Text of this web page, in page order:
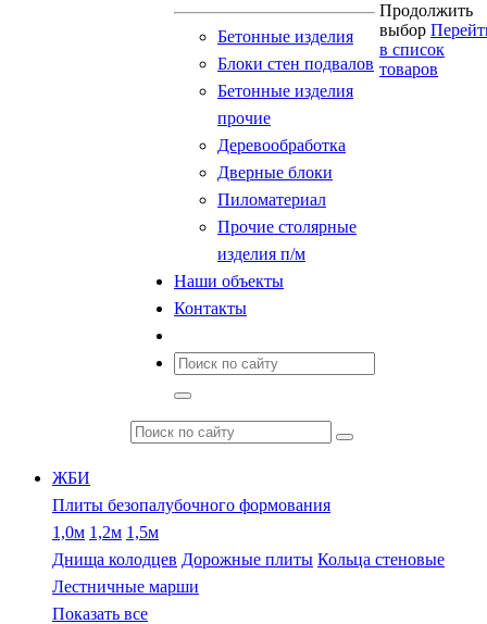
Бетонные изделия
Блоки стен подвалов
Бетонные изделия
прочие
Деревообработка
Дверные блоки
Пиломатериал
Прочие столярные
изделия п/м
Наши объекты
Контакты
Продолжить
выбор
в список
товаров
ЖБИ
Плиты безопалубочного формования
1,0м 1,2м 1,5м
Днища колодцев Дорожные плиты Кольца стеновые
Лестничные марши
Показать все